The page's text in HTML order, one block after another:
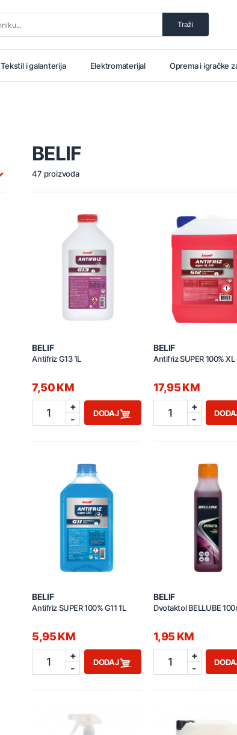
Traži
Tekstil i galanterija Elektromaterijal Oprema i igračke
BELIF
47 proizvoda
BELIF
Antifriz G13 1L
7,50 KM
1
+
-
DODAJ
BELIF
Antifriz SUPER 100% XL
17,95 KM
1
+
-
BELIF
Antifriz SUPER 100% G11 1L
5,95 KM
1
+
-
DODAJ
BELIF
Dvotaktol BELLUBE
1,95 KM
1
+
-